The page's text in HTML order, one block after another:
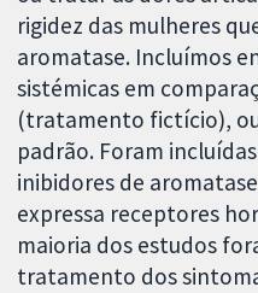
rigidez das mulheres
aromatase. Incluímos
sistémicas em
(tratamento fictício),
padrão. Foram
inibidores de
expressa receptores
maioria dos estudos
tratamento dos